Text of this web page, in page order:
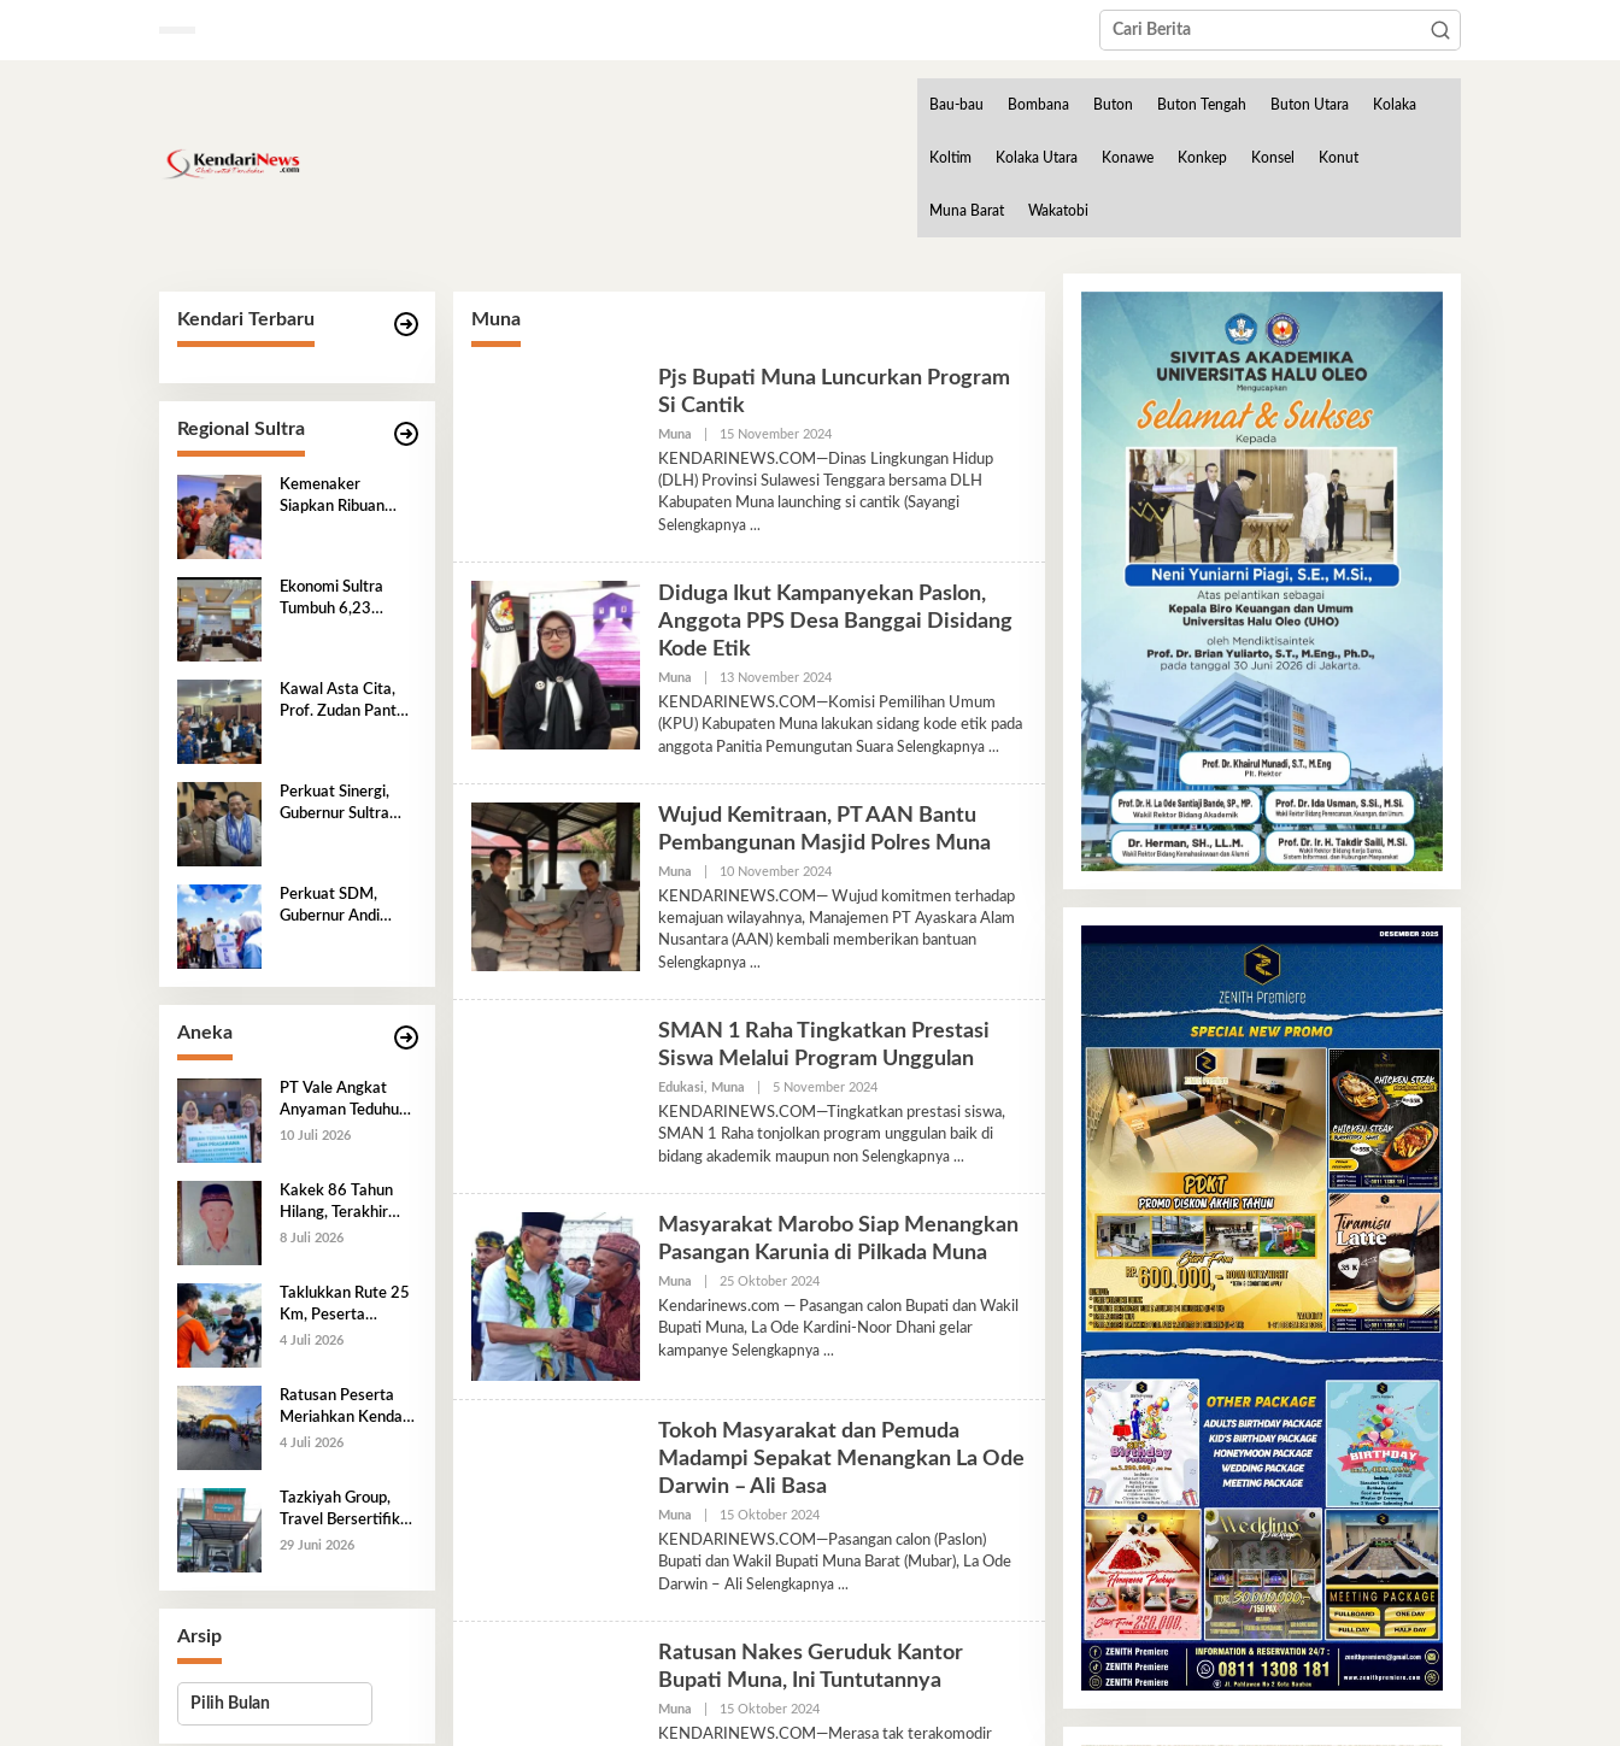
Bau-bau Bombana Buton Buton Tengah Buton Utara Kolaka
Koltim Kolaka Utara Konawe Konkep Konsel Konut
Muna Barat Wakatobi
Kendari Terbaru
Regional Sultra
Kemenaker
Siapkan Ribuan
Ekonomi Sultra
Tumbuh 6,23
Kawal Asta Cita,
Prof. Zudan Pantau
Perkuat Sinergi,
Gubernur Sultra
Perkuat SDM,
Gubernur Andi
Aneka
PT Vale Angkat
Anyaman Teduhu
Luwu Timur ke
Apresiasi
10 Juli 2026
Kakek 86 Tahun
Hilang, Terakhir
Terlihat di Lawata
8 Juli 2026
​Taklukkan Rute 25
Km, Peserta
Perwakilan
Kendari Pos Fun
Bike 2026
4 Juli 2026
Ratusan Peserta
Meriahkan Kendari
Pos Fun Bike 2026,
Kebersamaan
4 Juli 2026
Tazkiyah Group,
Travel Bersertifikat
ISO Hadir di
29 Juni 2026
Arsip
Arsip
Muna
Pjs Bupati Muna Luncurkan Program
Si Cantik
Muna 15 November 2024Oleh
KENDARINEWS.COM—Dinas Lingkungan Hidup
(DLH) Provinsi Sulawesi Tenggara bersama DLH
Kabupaten Muna launching si cantik (Sayangi
Selengkapnya
Diduga Ikut Kampanyekan Paslon,
Anggota PPS Desa Banggai Disidang
Kode Etik
Muna 13 November 2024Oleh
KENDARINEWS.COM—Komisi Pemilihan Umum
(KPU) Kabupaten Muna lakukan sidang kode etik pada
anggota Panitia Pemungutan Suara Selengkapnya
Wujud Kemitraan, PT AAN Bantu
Pembangunan Masjid Polres Muna
Muna 10 November 2024Oleh
KENDARINEWS.COM— Wujud komitmen terhadap
kemajuan wilayahnya, Manajemen PT Ayaskara Alam
Nusantara (AAN) kembali memberikan bantuan
Selengkapnya
SMAN 1 Raha Tingkatkan Prestasi
Siswa Melalui Program Unggulan
Edukasi Muna 5 November 2024Oleh
KENDARINEWS.COM—Tingkatkan prestasi siswa,
SMAN 1 Raha tonjolkan program unggulan baik di
bidang akademik maupun non Selengkapnya
Masyarakat Marobo Siap Menangkan
Pasangan Karunia di Pilkada Muna
Muna 25 Oktober 2024Oleh
Kendarinews.com — Pasangan calon Bupati dan Wakil
Bupati Muna, La Ode Kardini-Noor Dhani gelar
kampanye Selengkapnya
Tokoh Masyarakat dan Pemuda
Madampi Sepakat Menangkan La Ode
Darwin – Ali Basa
Muna 15 Oktober 2024Oleh
KENDARINEWS.COM—Pasangan calon (Paslon)
Bupati dan Wakil Bupati Muna Barat (Mubar), La Ode
Darwin – Ali Selengkapnya
Ratusan Nakes Geruduk Kantor
Bupati Muna, Ini Tuntutannya
Muna 15 Oktober 2024Oleh
KENDARINEWS.COM—Merasa tak terakomodir